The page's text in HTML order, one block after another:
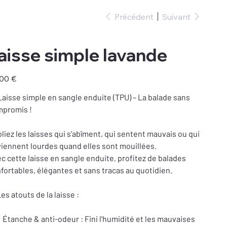
Précédent Suivant
simple lavande
€
simple en sangle enduite (TPU) – La balade sans
!
les laisses qui s’abîment, qui sentent mauvais ou qui
lourdes quand elles sont mouillées.
cette laisse en sangle enduite, profitez de balades
élégantes et sans tracas au quotidien.
atouts de la laisse :
Étanche & anti-odeur : Fini l’humidité et les mauvaises